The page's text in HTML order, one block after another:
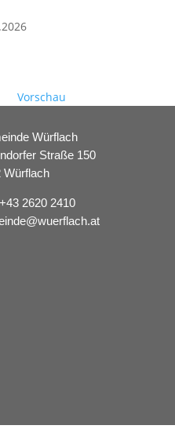
Vorschau
Würflach
Straße 150
Würflach
+43 2620 2410